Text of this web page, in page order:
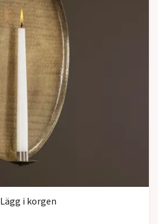
Lägg i korgen